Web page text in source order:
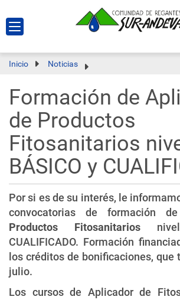
Inicio Noticias
Formación de
de Productos
Fitosanitarios
BÁSICO y
Por si es de su interés, le
convocatorias de formación
Productos Fitosanitarios
CUALIFICADO. Formación
los créditos de bonificaciones, que
julio.
Los cursos de Aplicador de